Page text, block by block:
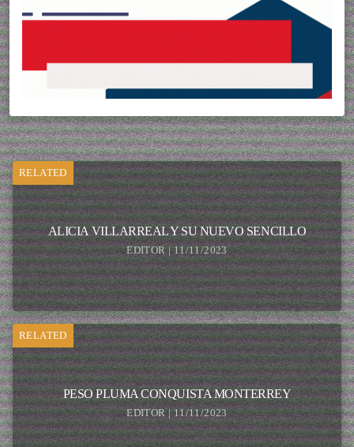
RELATED
ALICIA VILLARREAL Y SU NUEVO SENCILLO
EDITOR | 11/11/2023
RELATED
PESO PLUMA CONQUISTA MONTERREY
EDITOR | 11/11/2023